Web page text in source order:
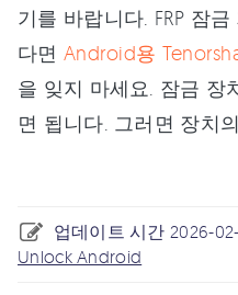
기를 바랍니다. FRP 잠
다면 Android용
을 잊지 마세요. 잠금 장
면 됩니다. 그러면 장치
업데이트 시간 2026-
Unlock Android